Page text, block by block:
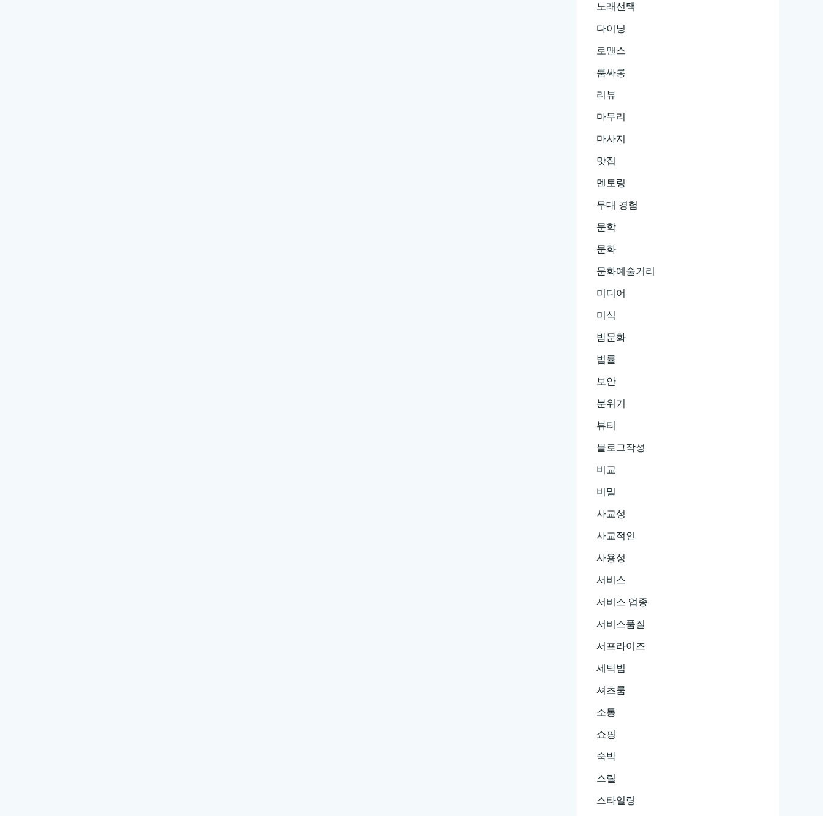
노래선택
다이닝
로맨스
룸싸롱
리뷰
마무리
마사지
맛집
멘토링
무대 경험
문학
문화
문화예술거리
미디어
미식
밤문화
법률
보안
분위기
뷰티
블로그작성
비교
비밀
사교성
사교적인
사용성
서비스
서비스 업종
서비스품질
서프라이즈
세탁법
셔츠룸
소통
쇼핑
숙박
스릴
스타일링